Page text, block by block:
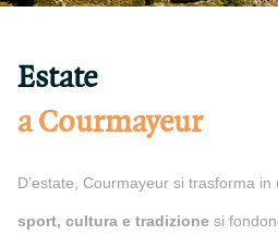
Estate
a Courmayeur
D’estate, Courmayeur si trasforma in
sport, cultura e tradizione si